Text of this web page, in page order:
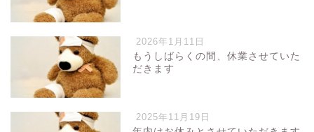
2026年1月11日
もうしばらくの間、休業させていた
だきます
2025年11月19日